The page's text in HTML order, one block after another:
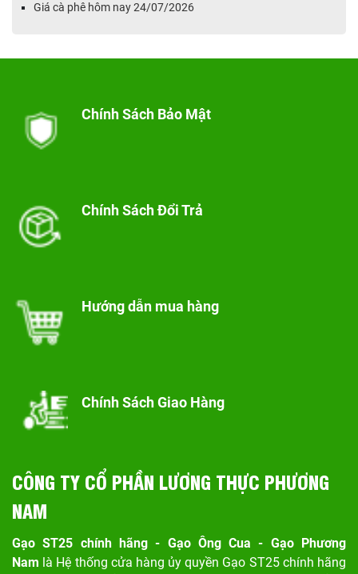
Giá cà phê hôm nay 24/07/2026
Chính Sách Bảo Mật
Chính Sách Đổi Trả
Hướng dẫn mua hàng
Chính Sách Giao Hàng
CÔNG TY CỔ PHẦN LƯƠNG THỰC PHƯƠNG
NAM
Gạo ST25 chính hãng - Gạo Ông Cua - Gạo Phương
Nam là Hệ thống cửa hàng ủy quyền Gạo ST25 chính hãng